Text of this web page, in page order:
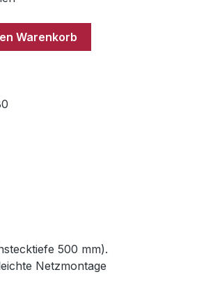
Gib den gewünschten
Warenkorb
500 mm).
Netzmontage